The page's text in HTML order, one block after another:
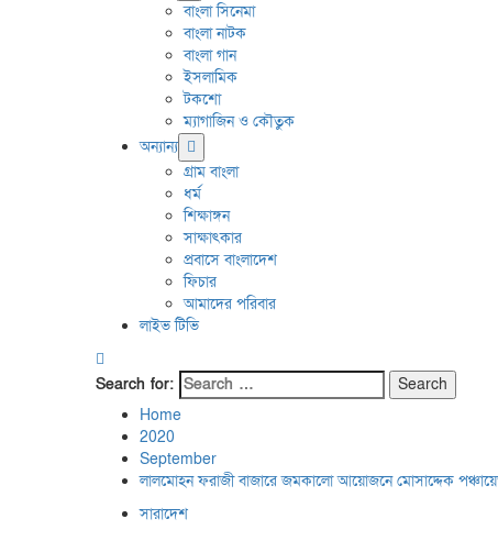
বাংলা সিনেমা
বাংলা নাটক
বাংলা গান
ইসলামিক
টকশো
ম্যাগাজিন ও কৌতুক
অন্যান্য
গ্রাম বাংলা
ধর্ম
শিক্ষাঙ্গন
সাক্ষাৎকার
প্রবাসে বাংলাদেশ
ফিচার
আমাদের পরিবার
লাইভ টিভি
Search for:
Home
2020
September
লালমোহন ফরাজী বাজারে জমকালো আয়োজনে মোসাদ্দেক
সারাদেশ